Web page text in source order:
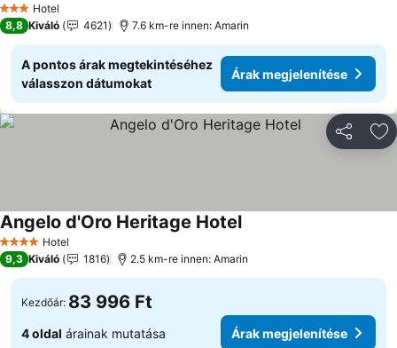
3 Kategória
Hotel
8,8 Kiváló 4621 7.6 km-re innen: Amarin
A pontos árak megtekintéséhez
válasszon dátumokat
Árak megjelenítése
4 KategóriaHotel
Angelo d'Oro Heritage HotelÁrak megjelenítése
9,3 Kiváló 1816 2.5 km-re innen: Amarin
Kezdőár: 83 996 Ft
4 oldal árainak mutatása Árak megjelenítése